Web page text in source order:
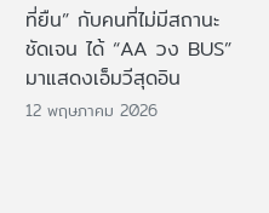
ที่ยืน” กับคนที่ไม่มีสถานะ
ชัดเจน ได้ “AA วง BUS”
มาแสดงเอ็มวีสุดอิน
12 พฤษภาคม 2026